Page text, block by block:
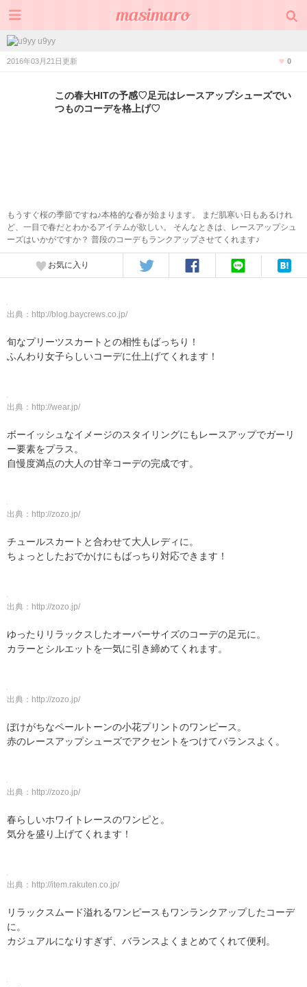
u9yy
2016年03月21日更新 0
この春大HITの予感♡足元はレースアップシューズでい
つものコーデを格上げ♡
もうすぐ桜の季節ですね♪本格的な春が始まります。 まだ肌寒い日もあるけれ
ど、一目で春だとわかるアイテムが欲しい。 そんなときは、レースアップシュ
ーズはいかがですか？ 普段のコーデもランクアップさせてくれます♪
お気に入り
出典： http://blog.baycrews.co.jp/
旬なプリーツスカートとの相性もばっちり！
ふんわり女子らしいコーデに仕上げてくれます！
出典： http://wear.jp/
ボーイッシュなイメージのスタイリングにもレースアップでガーリ
ー要素をプラス。
自慢度満点の大人の甘辛コーデの完成です。
出典： http://zozo.jp/
チュールスカートと合わせて大人レディに。
ちょっとしたおでかけにもばっちり対応できます！
出典： http://zozo.jp/
ゆったりリラックスしたオーバーサイズのコーデの足元に。
カラーとシルエットを一気に引き締めてくれます。
出典： http://zozo.jp/
ぼけがちなペールトーンの小花プリントのワンピース。
赤のレースアップシューズでアクセントをつけてバランスよく。
出典： http://zozo.jp/
春らしいホワイトレースのワンピと。
気分を盛り上げてくれます！
出典： http://item.rakuten.co.jp/
リラックスムード溢れるワンピースもワンランクアップしたコーデ
に。
カジュアルになりすぎず、バランスよくまとめてくれて便利。